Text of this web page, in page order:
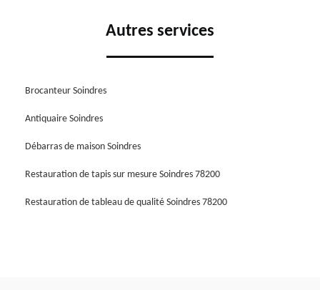
Autres services
Brocanteur Soindres
Antiquaire Soindres
Débarras de maison Soindres
Restauration de tapis sur mesure Soindres 78200
Restauration de tableau de qualité Soindres 78200